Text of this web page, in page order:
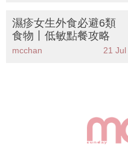
濕疹女生外食必避6類
食物丨低敏點餐攻略
mcchan 21 Jul